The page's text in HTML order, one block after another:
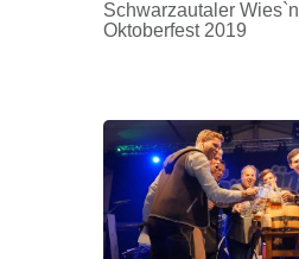
Schwarzautaler Wies`n
Oktoberfest 2019